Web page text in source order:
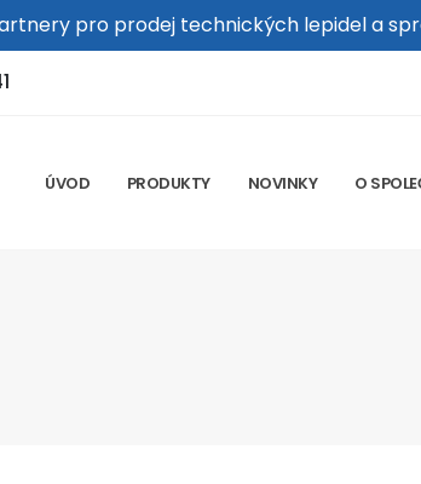
pro prodej technických lepidel a
ÚVOD PRODUKTY NOVINKY O